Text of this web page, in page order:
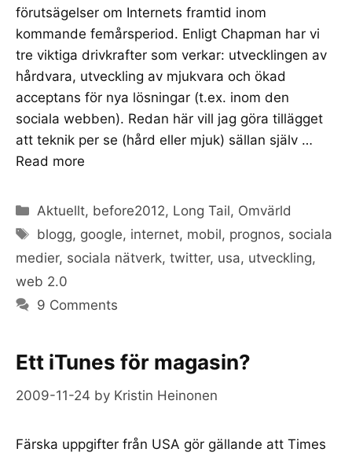
förutsägelser om Internets framtid inom
kommande femårsperiod. Enligt Chapman har vi
tre viktiga drivkrafter som verkar: utvecklingen av
hårdvara, utveckling av mjukvara och ökad
acceptans för nya lösningar (t.ex. inom den
sociala webben). Redan här vill jag göra tillägget
att teknik per se (hård eller mjuk) sällan själv …
Read more
Categories
Aktuellt, before2012, Long Tail, Omvärld
Tags
blogg, google, internet, mobil, prognos, sociala
medier, sociala nätverk, twitter, usa, utveckling,
web 2.0
9 Comments
Ett iTunes för magasin?
2009-11-24 by Kristin Heinonen
Färska uppgifter från USA gör gällande att Times